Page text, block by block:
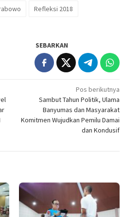
Refleksi 2018
SEBARKAN
Pos berikutnya
Sambut Tahun Politik, Ulama
Banyumas dan Masyarakat
Komitmen Wujudkan Pemilu Damai
dan Kondusif